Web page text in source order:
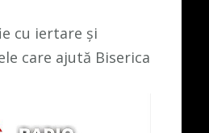
cu iertare și
care ajută Biserica